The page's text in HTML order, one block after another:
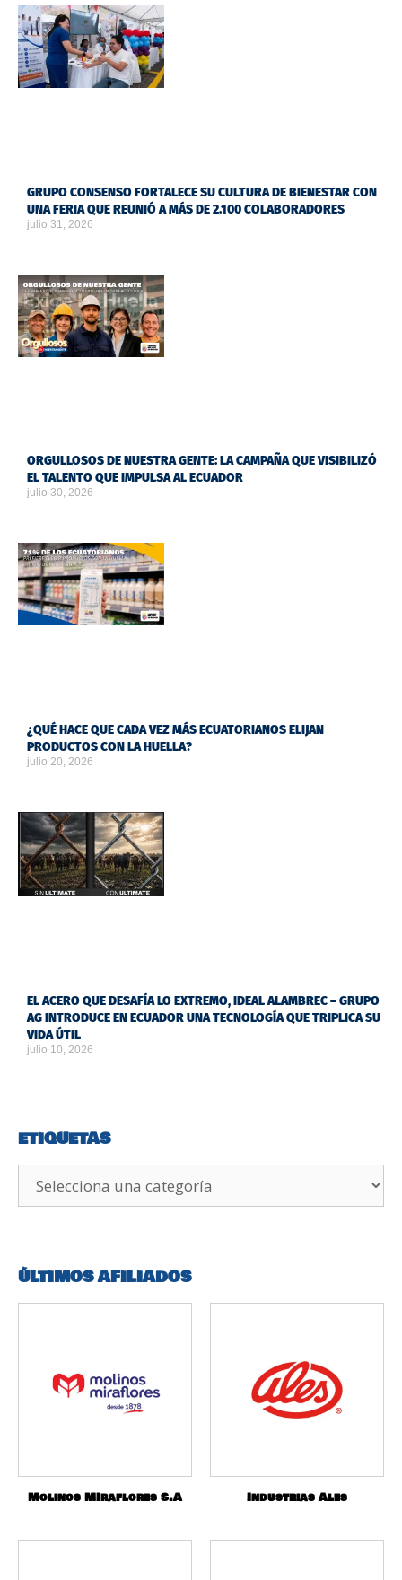
GRUPO CONSENSO FORTALECE SU CULTURA DE BIENESTAR CON
UNA FERIA QUE REUNIÓ A MÁS DE 2.100 COLABORADORES
julio 31, 2026
ORGULLOSOS DE NUESTRA GENTE: LA CAMPAÑA QUE VISIBILIZÓ
EL TALENTO QUE IMPULSA AL ECUADOR
julio 30, 2026
¿QUÉ HACE QUE CADA VEZ MÁS ECUATORIANOS ELIJAN
PRODUCTOS CON LA HUELLA?
julio 20, 2026
EL ACERO QUE DESAFÍA LO EXTREMO, IDEAL ALAMBREC – GRUPO
AG INTRODUCE EN ECUADOR UNA TECNOLOGÍA QUE TRIPLICA SU
VIDA ÚTIL
julio 10, 2026
ETIQUETAS
ÚLTIMOS AFILIADOS
Molinos MIraflores S.A Industrias Ales